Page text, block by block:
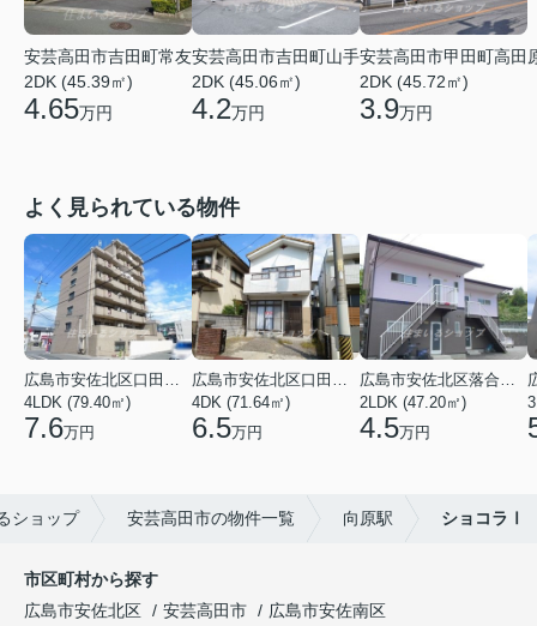
安芸高田市吉田町常友
2DK (45.39㎡)
4.65万円
安芸高田市吉田町山手
2DK (45.06㎡)
4.2万円
安芸高田市甲田町高田
2DK (45.72㎡)
3.9万円
よく見られている物件
広島市安佐北区口田３丁目
4LDK (79.40㎡)
7.6万円
広島市安佐北区口田５丁目
4DK (71.64㎡)
6.5万円
広島市安佐北区落合南９丁目
2LDK (47.20㎡)
4.5万円
ショップ 安芸高田市の物件一覧 向原駅 ショコラⅠ
市区町村から探す
広島市安佐北区
安芸高田市
広島市安佐南区